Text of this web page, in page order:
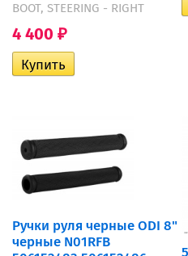
BOOT, STEERING - RIGHT
4 400 ₽
Ручки руля черные ODI 8"
черные N01RFB